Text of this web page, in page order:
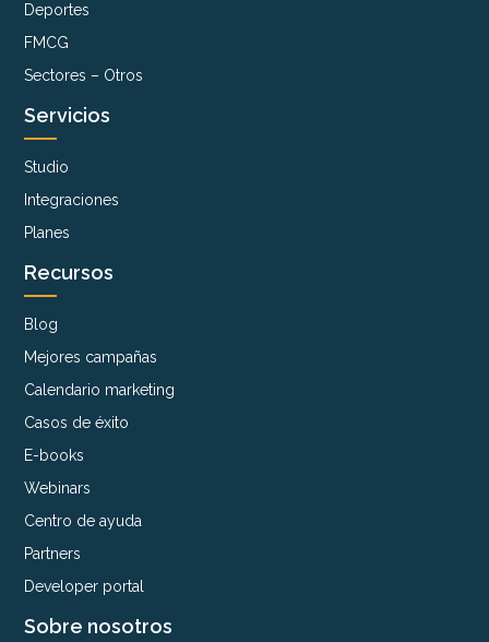
Deportes
FMCG
Sectores – Otros
Servicios
Studio
Integraciones
Planes
Recursos
Blog
Mejores campañas
Calendario marketing
Casos de éxito
E-books
Webinars
Centro de ayuda
Partners
Developer portal
Sobre nosotros